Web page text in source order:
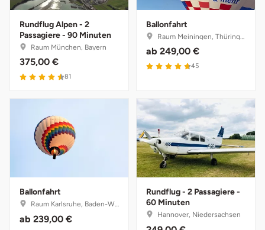
Rundflug Alpen - 2
Passagiere - 90 Minuten
Raum München, Bayern
375,00 €
81
Ballonfahrt
Raum Meiningen, Thüringen
ab 249,00 €
45
Ballonfahrt
Raum Karlsruhe, Baden-Württemberg
ab 239,00 €
Rundflug - 2 Passagiere -
60 Minuten
Hannover, Niedersachsen
Viersen
Villingen Schwenningen
Vorpommern-Greifswald
Vorpommern-Rügen
Weimar
Wesel
Witten